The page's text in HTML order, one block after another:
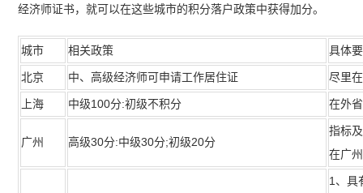
经济师证书，就可以在这些城市的积分落户政策中获得加分。
城市 相关政策 具体
北京 中、高级经济师可申请工作居住证 尽里
上海 中级100分:初级不积分 在外
广州 高级30分:中级30分;初级20分
指标
在广
1、具